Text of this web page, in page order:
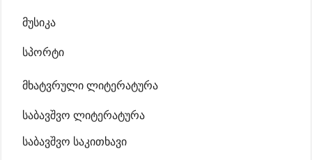
მუსიკა
სპორტი
მხატვრული ლიტერატურა
საბავშვო ლიტერატურა
საბავშვო საკითხავი